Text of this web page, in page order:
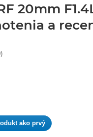
20mm
a
ako prvý